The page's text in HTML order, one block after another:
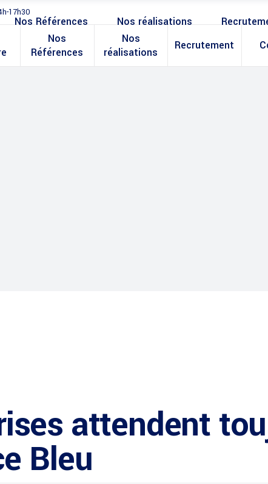
17h30
Nos
Références
Nos
réalisations
Recrutement
Nos Références Nos réalisations
attendent
Bleu